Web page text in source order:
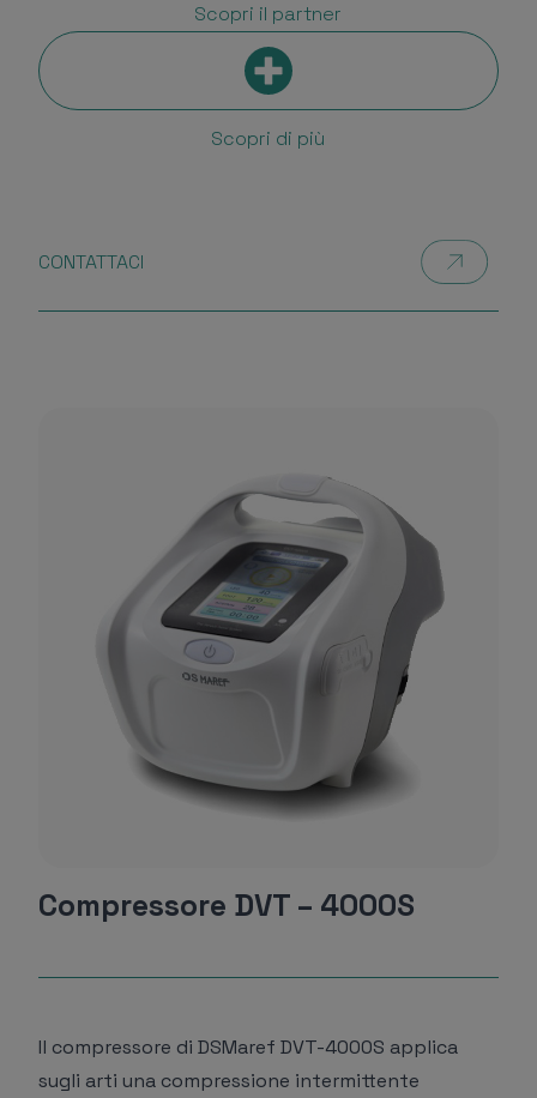
Scopri il partner
Scopri di più
CONTATTACI
Compressore DVT – 4000S
Il compressore di DSMaref DVT-4000S applica
sugli arti una compressione intermittente